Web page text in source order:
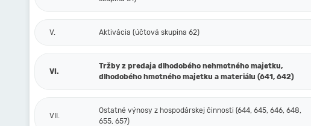
V. Aktivácia (účtová skupina 62)
VI.
Tržby z predaja dlhodobého nehmotného majetku,
dlhodobého hmotného majetku a materiálu (641, 642)
VII.
Ostatné výnosy z hospodárskej činnosti (644, 645, 646, 648,
655, 657)